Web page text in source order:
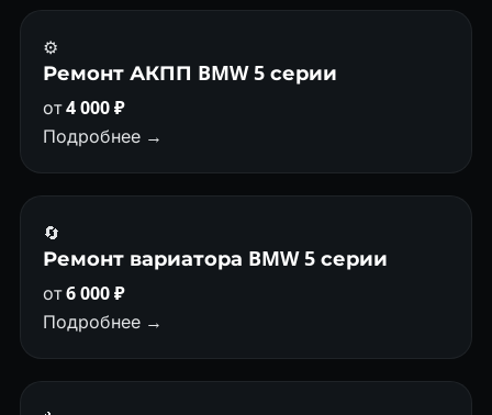
⚙️
Ремонт АКПП BMW 5 серии
от4 000 ₽
Подробнее →
🔄
Ремонт вариатора BMW 5 серии
от6 000 ₽
Подробнее →